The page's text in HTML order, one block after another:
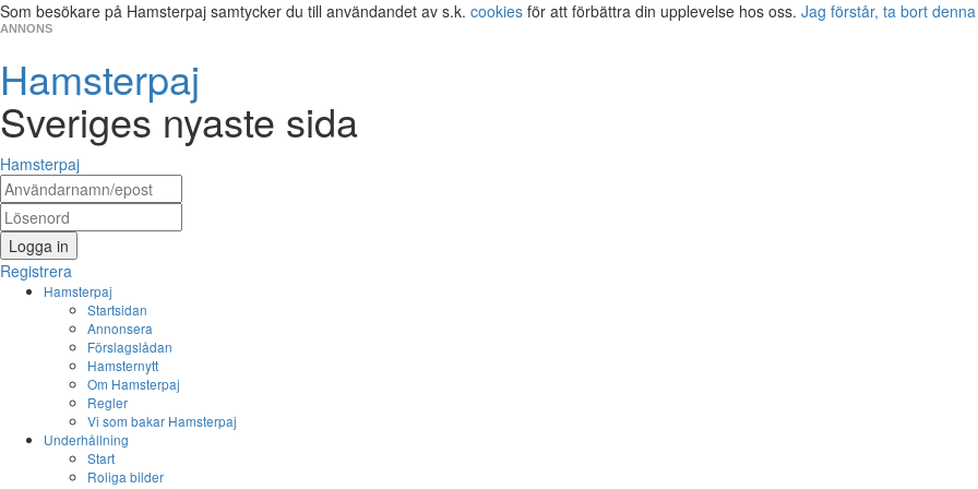
Som besökare på Hamsterpaj samtycker du till användandet av s.k. cookies för att förbättra din upplevelse hos oss. Jag förstår, ta bort
ANNONS
Hamsterpaj
Sveriges nyaste sida
Hamsterpaj
Logga in
Registrera
Hamsterpaj
Startsidan
Annonsera
Förslagslådan
Hamsternytt
Om Hamsterpaj
Regler
Vi som bakar Hamsterpaj
Underhållning
Start
Roliga bilder